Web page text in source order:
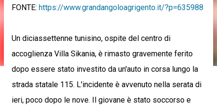
FONTE: https://www.grandangoloagrigento.it/?p=635988
Un diciassettenne tunisino, ospite del centro di
accoglienza Villa Sikania, è rimasto gravemente ferito
dopo essere stato investito da un'auto in corsa lungo la
strada statale 115. L'incidente è avvenuto nella serata di
ieri, poco dopo le nove. Il giovane è stato soccorso e